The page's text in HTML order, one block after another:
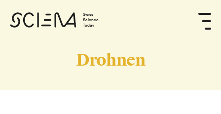
Swiss
Science
Today
Drohnen